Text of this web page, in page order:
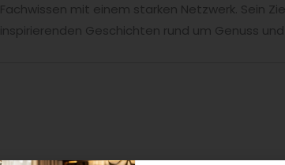
Fachwissen mit einem starken Netzwerk. Sein
inspirierenden Geschichten rund um Genuss